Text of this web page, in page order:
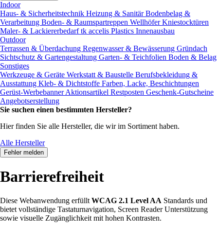
Indoor
Haus- & Sicherheitstechnik Heizung & SanitärBodenbelag &
Verarbeitung Boden- & Raumspartreppen Wellhöfer Kniestocktüren
Maler- & Lackiererbedarftk accelis Plastics Innenausbau
Outdoor
Terrassen & Überdachung Regenwasser & Bewässerung Gründach
Sichtschutz & Gartengestaltung Garten- & Teichfolien Boden & Belag
Sonstiges
Werkzeuge & Geräte Werkstatt & Baustelle Berufsbekleidung &
Ausstattung Kleb- & Dichtstoffe Farben, Lacke, Beschichtungen
Gerüst-WerbebannerAktionsartikel Restposten Geschenk-Gutscheine
Angebotserstellung
Sie suchen einen bestimmten Hersteller?
Hier finden Sie alle Hersteller, die wir im Sortiment haben.
Alle Hersteller
Fehler melden
Barrierefreiheit
Diese Webanwendung erfüllt WCAG 2.1 Level AA Standards und
bietet vollständige Tastaturnavigation, Screen Reader Unterstützung
sowie visuelle Zugänglichkeit mit hohen Kontrasten.